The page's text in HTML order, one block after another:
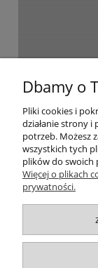
|
Oleje przemysłowe
Dbamy o
Pliki cookies i
działanie strony
potrzeb. Możesz
wszystkich tych
plików do swoich
Więcej o plikach
prywatności.